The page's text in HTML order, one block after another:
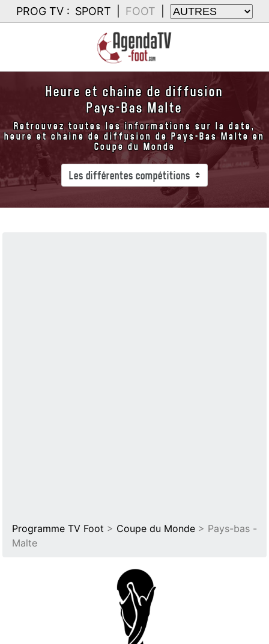
PROG TV : SPORT FOOT
Heure et chaine de diffusion
Pays-Bas Malte
Retrouvez toutes les informations sur la date,
heure et chaine de diffusion de Pays-Bas Malte en
Coupe du Monde
Programme TV Foot > Coupe du Monde > Pays-bas -
Malte